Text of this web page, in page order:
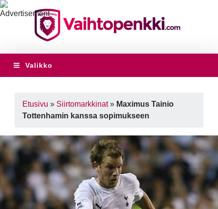
Valikko
Etusivu » Siirtomarkkinat» Maximus Tainio
Tottenhamin kanssa sopimukseen